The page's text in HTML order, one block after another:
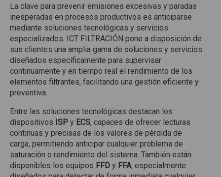
La clave para prevenir emisiones excesivas y paradas
inesperadas en procesos productivos es anticiparse
mediante soluciones tecnológicas y servicios
especializados. ICT FILTRACIÓN pone a disposición de
sus clientes una amplia gama de soluciones y servicios
diseñados específicamente para supervisar
continuamente y en tiempo real el rendimiento de los
elementos filtrantes, facilitando una gestión eficiente y
preventiva.
Entre las soluciones tecnológicas destacan los
dispositivos ISP y ECS, capaces de ofrecer lecturas
continuas y precisas de los valores de pérdida de
carga, permitiendo anticipar cualquier problema de
saturación o rendimiento del sistema. También están
disponibles los equipos FFD y FFA, especialmente